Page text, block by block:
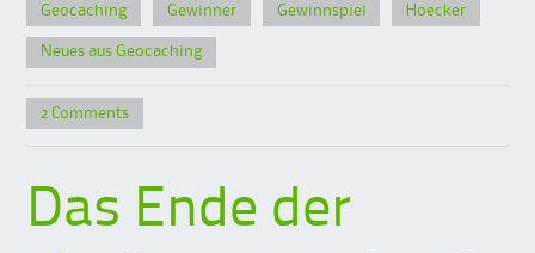
Geocaching Gewinner Gewinnspiel Hoecker
Neues aus Geocaching
2 Comments
Das Ende der